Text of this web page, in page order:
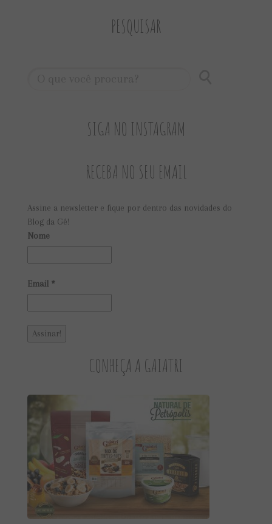
PESQUISAR
SIGA NO INSTAGRAM
RECEBA NO SEU EMAIL
Assine a newsletter e fique por dentro das novidades do
Blog da Gê!
Nome
Email *
CONHEÇA A GAIATRI